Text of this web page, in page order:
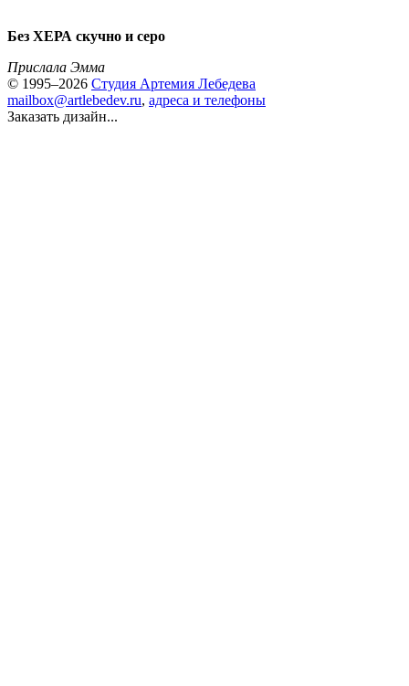
Без ХЕРА скучно и серо
Прислала Эмма
© 1995–2026 Студия Артемия Лебедева
mailbox@artlebedev.ru, адреса и телефоны
Заказать дизайн...